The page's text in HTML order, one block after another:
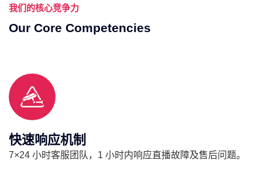
我们的核心竞争力
Our Core Competencies
快速响应机制
7×24 小时客服团队，1 小时内响应直播故障及售后问题。